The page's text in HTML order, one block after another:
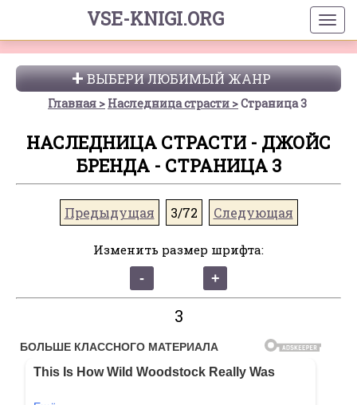
VSE-KNIGI.ORG
ВЫБЕРИ ЛЮБИМЫЙ ЖАНР
Главная Наследница страсти Страница 3
НАСЛЕДНИЦА СТРАСТИ - ДЖОЙС
БРЕНДА - СТРАНИЦА 3
Предыдущая 3/72 Следующая
Изменить размер шрифта:
3